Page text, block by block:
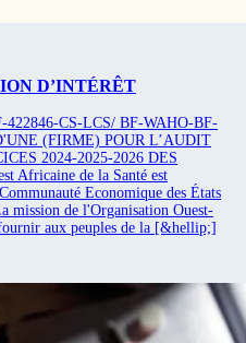
D’INTÉRÊT
422846-CS-LCS/ BF-WAHO-BF-
(FIRME) POUR L’AUDIT
2024-2025-2026 DES
Africaine de la Santé est
Economique des États
mission de l'Organisation Ouest-
aux peuples de la [&hellip;]